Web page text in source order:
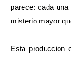
parece:cada una
misterio mayor
Esta producción